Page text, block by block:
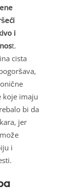
i
t.
cista
koje imaju
bi da
jer
i